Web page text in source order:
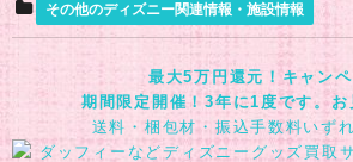
その他のディズニー関連情報・施設情報
最大5万円還元！キャン
期間限定開催！3年に1度です。お
送料・梱包材・振込手数料いず